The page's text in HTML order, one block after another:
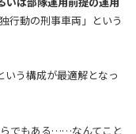
行動の刑事車両」という
いう構成が最適解となっ
でもある……なんてこと